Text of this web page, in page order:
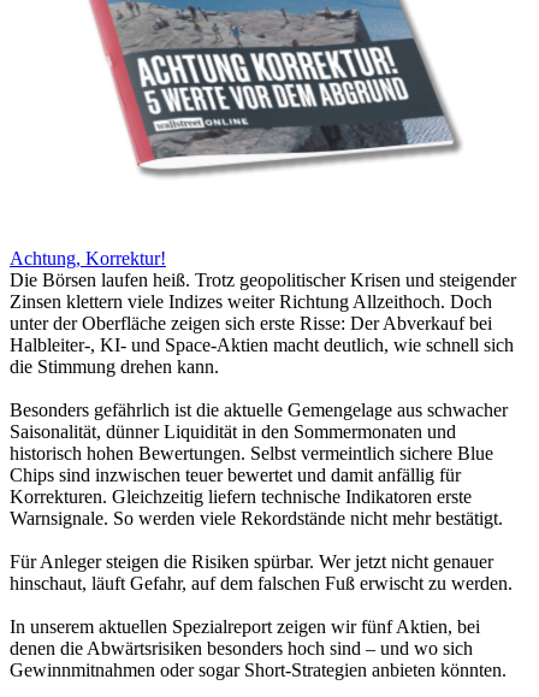
Achtung, Korrektur!
Die Börsen laufen heiß. Trotz geopolitischer Krisen und steigender
Zinsen klettern viele Indizes weiter Richtung Allzeithoch. Doch
unter der Oberfläche zeigen sich erste Risse: Der Abverkauf bei
Halbleiter-, KI- und Space-Aktien macht deutlich, wie schnell sich
die Stimmung drehen kann.
Besonders gefährlich ist die aktuelle Gemengelage aus schwacher
Saisonalität, dünner Liquidität in den Sommermonaten und
historisch hohen Bewertungen. Selbst vermeintlich sichere Blue
Chips sind inzwischen teuer bewertet und damit anfällig für
Korrekturen. Gleichzeitig liefern technische Indikatoren erste
Warnsignale. So werden viele Rekordstände nicht mehr bestätigt.
Für Anleger steigen die Risiken spürbar. Wer jetzt nicht genauer
hinschaut, läuft Gefahr, auf dem falschen Fuß erwischt zu werden.
In unserem aktuellen Spezialreport zeigen wir fünf Aktien, bei
denen die Abwärtsrisiken besonders hoch sind – und wo sich
Gewinnmitnahmen oder sogar Short-Strategien anbieten könnten.